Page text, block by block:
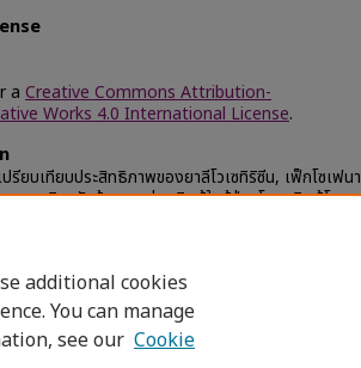
a Creative Commons Attribution-
Works 4.0 International License.
ยบเทียบประสิทธิภาพของยาลีโวเซทิริซีน, เฟ็กโซเฟนา
ดสอบผิวหนังด้วยสารก่อภูมิแพ้ในผู้ป่วยโรคภูมิแพ้โพรง
additional cookies
You can manage
see our Cookie